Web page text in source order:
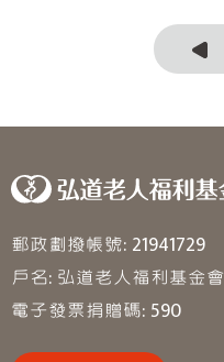
郵政劃撥帳號: 21941729
戶名: 弘道老人福利基金會
電子發票捐贈碼: 590